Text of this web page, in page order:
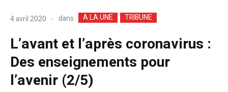
4 avril 2020 dans A LA UNE TRIBUNE
L’avant et l’après coronavirus :
Des enseignements pour
l’avenir (2/5)